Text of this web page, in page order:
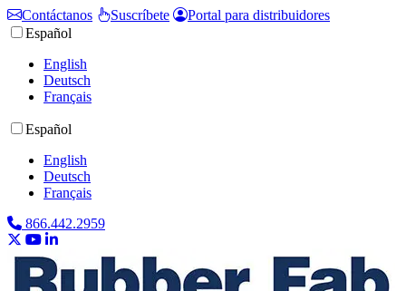
Contáctanos Suscríbete
Portal para distribuidores
Español
English
Deutsch
Français
Español
English
Deutsch
Français
866.442.2959